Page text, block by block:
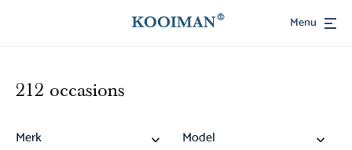
Menu
212 occasions